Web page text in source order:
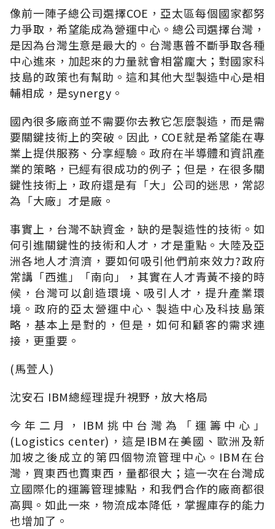
像前一陣子總公司選擇COE，亞太區每個國家都努
力爭取，希望能成為營運中心。總公司選擇台灣，
是因為台灣生意是最大的。台灣惠普不斷爭取各種
中心進來，加起來的力量就會相當龐大；對國家科
技島的政策也有幫助。這和其他大型製造中心是相
輔相成，是synergy。
國內很多廠商並不需要你去教它怎麼製造，而是需
要關鍵技術上的突破。因此，COE就是希望能在專
業上提供服務、分享經驗。政府在半導體和資訊產
業的策略，已經有很成功的例子；但是，在很多關
鍵性技術上，政府還是有「大」公司的迷思，常認
為「大廠」才是廠。
事實上，台灣不缺資金，缺的是製造性的技術。如
何引進關鍵性的技術和人才，才是重點。大陸及亞
洲各地人才濟濟，要如何吸引他們前來效力?政府
常講「西進」「南向」，其實在人才青黃不接的時
候，台灣可以創造環境、吸引人才，提升產業環
境。政府的亞太營運中心、製造中心及科技島策
略，基本上是對的，但是，如何和顧客的需求連
接，更重要。
(馬萱人)
沈安石 IBM總經理提升視野，放大格局
今年二月，IBM挑中台灣為「運籌中心」
(Logistics center)，這是IBM在美國、歐洲及新
加坡之後成立的第四個物流管理中心。IBM在台
灣，買東西也賣東西，量都很大；這一次在台灣成
立國際化的運籌管理據點，和我們合作的廠商都很
高興。如此一來，物流成本降低，掌握庫存的能力
也增加了。